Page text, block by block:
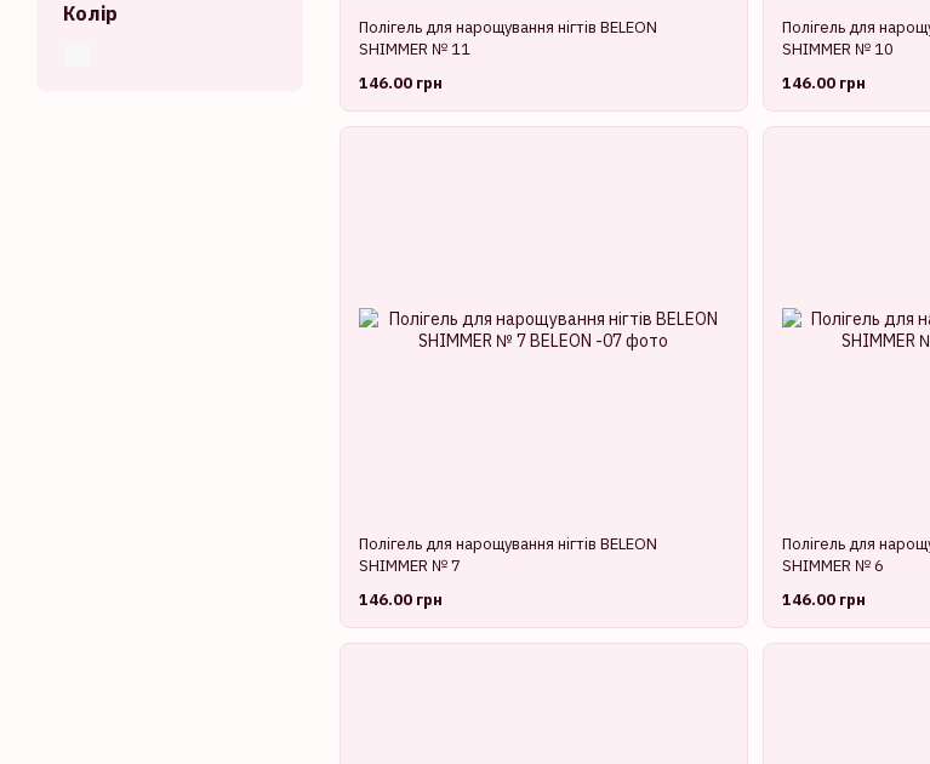
Полігель для нарощування нігтів BELEON
SHIMMER № 11
146.00 грн
Полігель для
SHIMMER № 10
146.00 грн
Полігель для нарощування нігтів BELEON
SHIMMER № 7
146.00 грн
Полігель для
SHIMMER № 6
146.00 грн
Колір